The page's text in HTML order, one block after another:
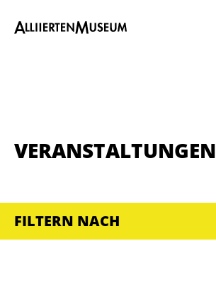
VERANSTALTUNGEN
FILTERN NACH